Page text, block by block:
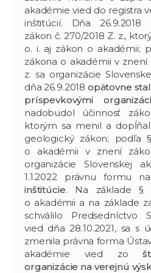
akadémie vied do registra
inštitúcií. Dňa 26.9.2018
zákon č. 270/2018 Z. z.,
o. i. aj zákon o akadémii;
zákona o akadémii v znení
z. sa organizácie
dňa 26.9.2018 opätovne
príspevkovými
nadobudol účinnosť
ktorým sa menil a
geologický zákon; podľa
o akadémii v znení
organizácie Slovenskej
1.1.2022 právnu formu
inštitúcie. Na základe §
o akadémii a na základe
schválilo Predsedníctvo
vied dňa 28.10.2021, sa s
zmenila právna forma
akadémie vied zo
organizácie na verejnú